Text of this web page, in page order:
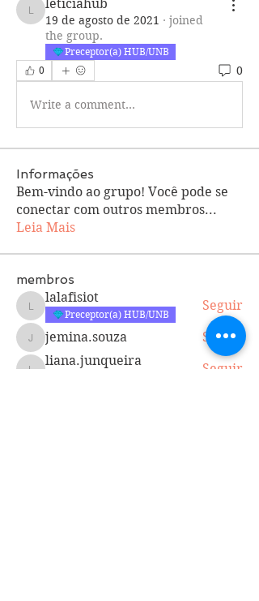
leticiahub
leticiahub
19 de agosto de 2021 · joined
the group.
Preceptor(a) HUB/UNB
0
0
Write a comment...
Informações
Bem-vindo ao grupo! Você pode se
conectar com outros membros...
Leia Mais
membros
lalafisiot
lalafisiot
Preceptor(a) HUB/UNB
Seguir
jemina.souza
jemina.souza Seguir
liana.junqueira
Seguir